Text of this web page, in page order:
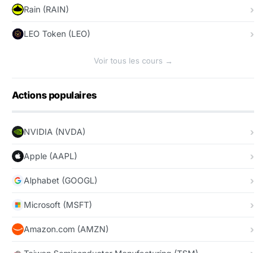
Rain (RAIN)
LEO Token (LEO)
Voir tous les cours →
Actions populaires
NVIDIA (NVDA)
Apple (AAPL)
Alphabet (GOOGL)
Microsoft (MSFT)
Amazon.com (AMZN)